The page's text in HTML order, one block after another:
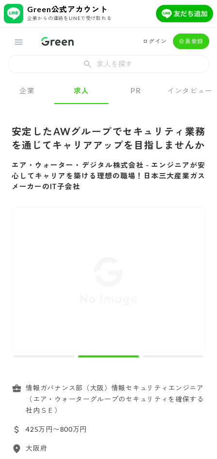
Green公式アカウント
企業からの連絡をLINEで受け取れる
ログイン 会員登録
求人を探す
企業 求人 PR インタビュー
安定したAWグループでセキュリティ業務
を通じてキャリアアップを目指しませんか
エア・ウォーター・デジタル株式会社 - エンジニアが安
心してキャリアを築ける理想の職場！日本三大産業ガス
メーカーのIT子会社
情報ガバナンス部（大阪）情報セキュリティエンジニア
（エア・ウォーターグループのセキュリティを確保する
社内ＳＥ）
425万円〜800万円
大阪府